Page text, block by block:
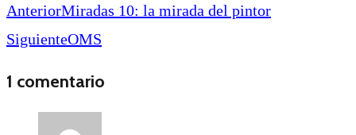
AnteriorMiradas 10: la mirada del pintor
SiguienteOMS
1 comentario